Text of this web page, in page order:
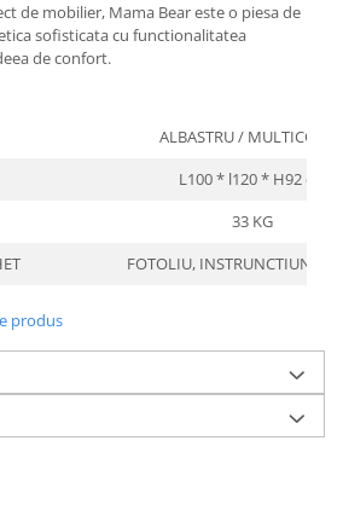
de mobilier, Mama Bear este o piesa de
sofisticata cu functionalitatea
de confort.
ALBASTRU /
L100 * l120 * H92 cm
33 KG
FOTOLIU, INSTRUNCTIUNI,
produs